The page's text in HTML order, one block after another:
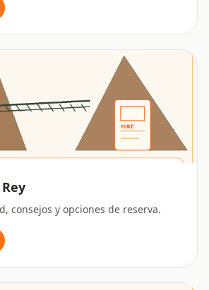
consejos y opciones de reserva.